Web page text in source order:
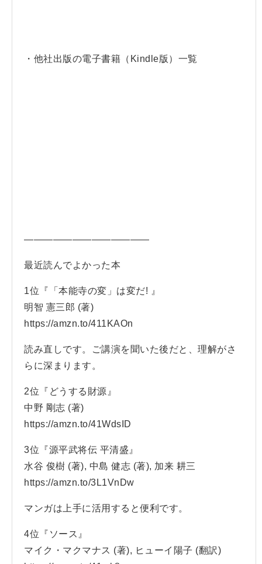
・他社出版の電子書籍（Kindle版）一覧
—————————————
最近読んでよかった本
1位『「本能寺の変」は変だ! 』
明智 憲三郎 (著)
https://amzn.to/411KAOn
読み直しです。ご講演を聞いた後だと、理解がさ
らに深まります。
2位『どうする財源』
中野 剛志 (著)
https://amzn.to/41WdsID
3位『源平武将伝 平清盛』
水谷 俊樹 (著), 中島 健志 (著), 加来 耕三
https://amzn.to/3L1VnDw
マンガは上手に活用すると便利です。
4位『ソース』
マイク・マクマナス (著), ヒューイ陽子 (翻訳)